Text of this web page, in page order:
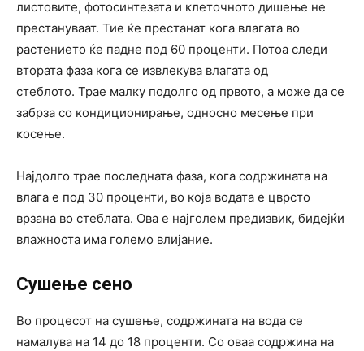
листовите, фотосинтезата и клеточното дишење не
престануваат. Тие ќе престанат кога влагата во
растението ќе падне под 60 проценти. Потоа следи
втората фаза кога се извлекува влагата од
стеблото. Трае малку подолго од првото, а може да се
забрза со кондиционирање, односно месење при
косење.
Најдолго трае последната фаза, кога содржината на
влага е под 30 проценти, во која водата е цврсто
врзана во стеблата. Ова е најголем предизвик, бидејќи
влажноста има големо влијание.
Сушење сено
Во процесот на сушење, содржината на вода се
намалува на 14 до 18 проценти. Со оваа содржина на